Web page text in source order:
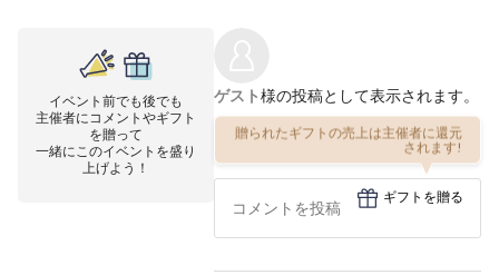
イベント前でも後でも
主催者にコメントやギフト
を贈って
一緒にこのイベントを盛り
上げよう！
ゲスト様の投稿として表示されます。
贈られたギフトの売上は主催者に還元
されます!
ギフトを贈る